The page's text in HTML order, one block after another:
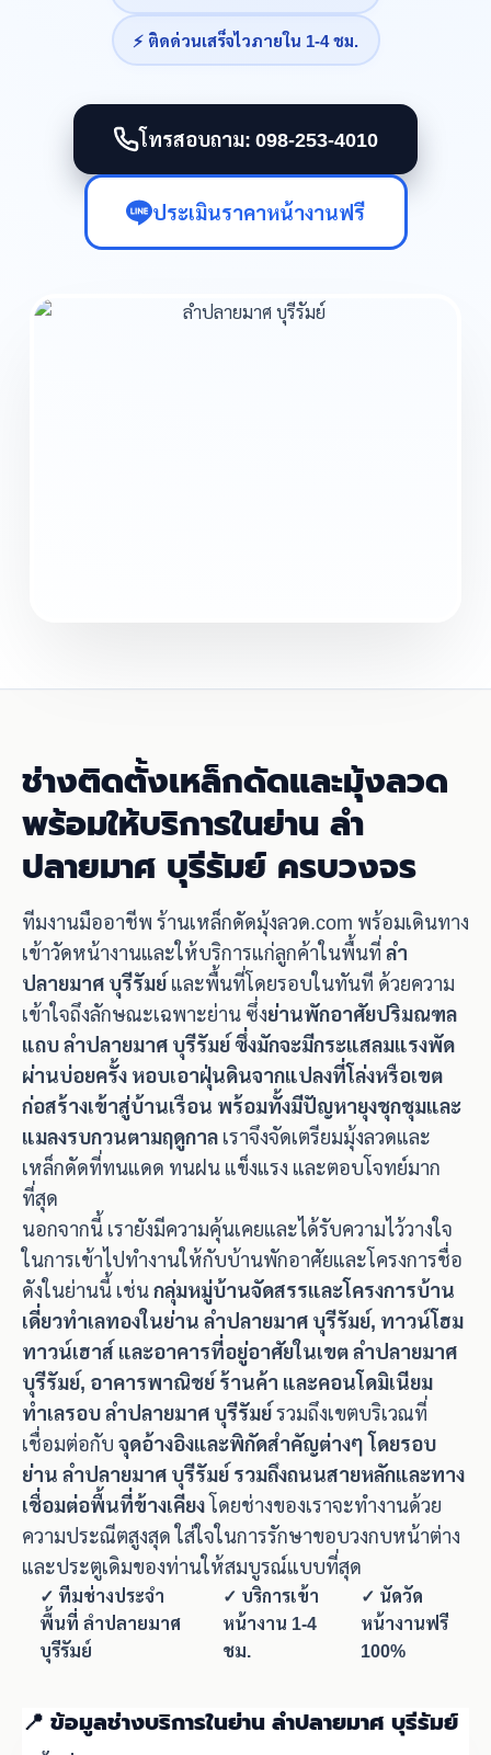
⚡ ติดด่วนเสร็จไวภายใน 1-4 ชม.
โทรสอบถาม: 098-253-4010
ประเมินราคาหน้างานฟรี
ช่างติดตั้งเหล็กดัดและมุ้งลวด
พร้อมให้บริการในย่าน ลำ
ปลายมาศ บุรีรัมย์ ครบวงจร
ทีมงานมืออาชีพ ร้านเหล็กดัดมุ้งลวด.com พร้อมเดินทาง
เข้าวัดหน้างานและให้บริการแก่ลูกค้าในพื้นที่ ลำ
ปลายมาศ บุรีรัมย์ และพื้นที่โดยรอบในทันที ด้วยความ
เข้าใจถึงลักษณะเฉพาะย่าน ซึ่งย่านพักอาศัยปริมณฑล
แถบ ลำปลายมาศ บุรีรัมย์ ซึ่งมักจะมีกระแสลมแรงพัด
ผ่านบ่อยครั้ง หอบเอาฝุ่นดินจากแปลงที่โล่งหรือเขต
ก่อสร้างเข้าสู่บ้านเรือน พร้อมทั้งมีปัญหายุงชุกชุมและ
แมลงรบกวนตามฤดูกาล เราจึงจัดเตรียมมุ้งลวดและ
เหล็กดัดที่ทนแดด ทนฝน แข็งแรง และตอบโจทย์มาก
ที่สุด
นอกจากนี้ เรายังมีความคุ้นเคยและได้รับความไว้วางใจ
ในการเข้าไปทำงานให้กับบ้านพักอาศัยและโครงการชื่อ
ดังในย่านนี้ เช่นกลุ่มหมู่บ้านจัดสรรและโครงการบ้าน
เดี่ยวทำเลทองในย่าน ลำปลายมาศ บุรีรัมย์, ทาวน์โฮม
ทาวน์เฮาส์ และอาคารที่อยู่อาศัยในเขต ลำปลายมาศ
บุรีรัมย์, อาคารพาณิชย์ ร้านค้า และคอนโดมิเนียม
ทำเลรอบ ลำปลายมาศ บุรีรัมย์รวมถึงเขตบริเวณที่
เชื่อมต่อกับ จุดอ้างอิงและพิกัดสำคัญต่างๆ โดยรอบ
ย่าน ลำปลายมาศ บุรีรัมย์ รวมถึงถนนสายหลักและทาง
เชื่อมต่อพื้นที่ข้างเคียงโดยช่างของเราจะทำงานด้วย
ความประณีตสูงสุด ใส่ใจในการรักษาขอบวงกบหน้าต่าง
และประตูเดิมของท่านให้สมบูรณ์แบบที่สุด
✓ ทีมช่างประจำ
พื้นที่ ลำปลายมาศ
บุรีรัมย์
✓ บริการเข้า
หน้างาน 1-4
ชม.
✓ นัดวัด
หน้างานฟรี
100%
📍 ข้อมูลช่างบริการในย่าน ลำปลายมาศ บุรีรัมย์